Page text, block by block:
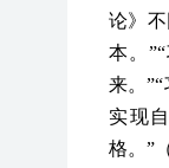
论》
本。
来。
实现
格。”